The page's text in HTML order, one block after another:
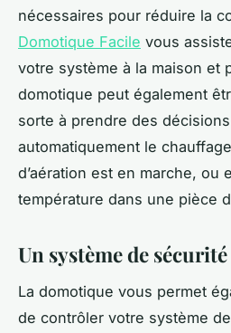
nécessaires pour réduire la
Domotique Facile vous
votre système à la maison et
domotique peut également
sorte à prendre des
automatiquement le
d’aération est en marche, ou
température dans une pièce
Un système de
La domotique vous permet
de contrôler votre système